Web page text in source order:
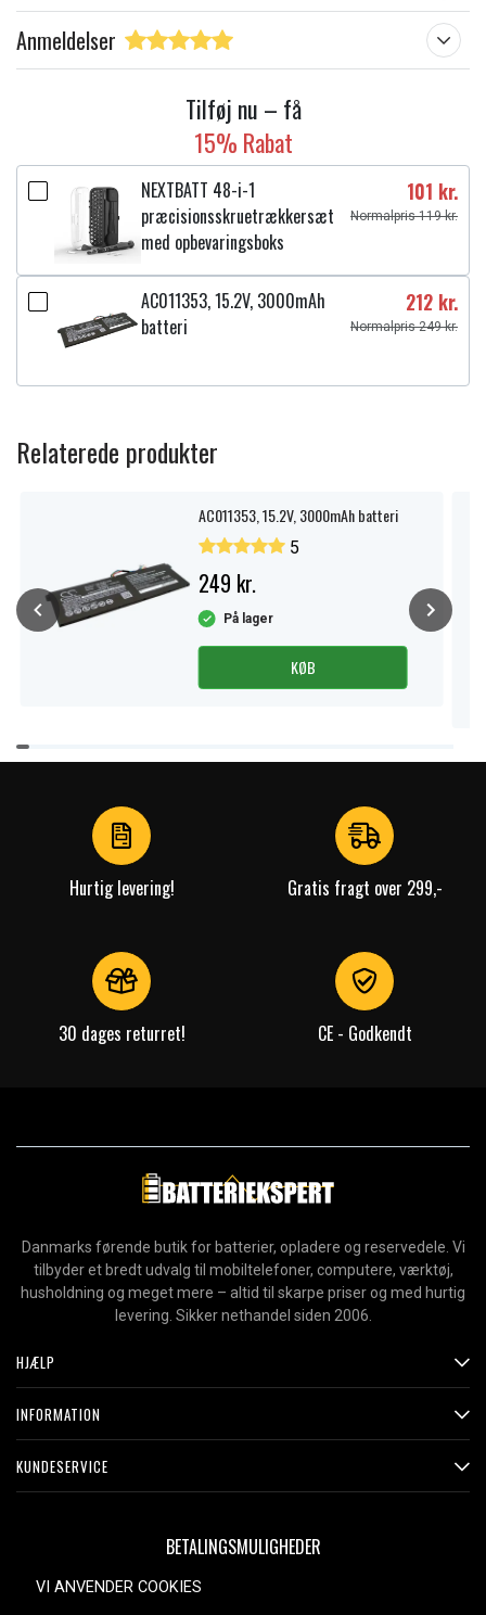
Anmeldelser
Tilføj nu – få
15% Rabat
NEXTBATT 48-i-1
præcisionsskruetrækkersæt
med opbevaringsboks
101 kr.
Normalpris 119 kr.
AC011353, 15.2V, 3000mAh
batteri
212 kr.
Normalpris 249 kr.
Relaterede produkter
AC011353, 15.2V, 3000mAh batteri
5
249 kr.
På lager
KØB
Item
1
Hurtig levering! Gratis fragt over 299,-
30 dages returret! CE - Godkendt
Danmarks førende butik for batterier, opladere og reservedele. Vi
tilbyder et bredt udvalg til mobiltelefoner, computere, værktøj,
husholdning og meget mere – altid til skarpe priser og med hurtig
levering. Sikker nethandel siden 2006.
HJÆLP
INFORMATION
KUNDESERVICE
BETALINGSMULIGHEDER
VI ANVENDER COOKIES